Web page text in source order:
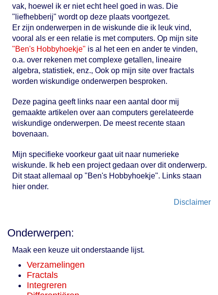
vak, hoewel ik er niet echt heel goed in was. Die
"liefhebberij" wordt op deze plaats voortgezet.
Er zijn onderwerpen in de wiskunde die ik leuk vind,
vooral als er een relatie is met computers. Op mijn site
"Ben's Hobbyhoekje" is al het een en ander te vinden,
o.a. over rekenen met complexe getallen, lineaire
algebra, statistiek, enz., Ook op mijn site over fractals
worden wiskundige onderwerpen besproken.
Deze pagina geeft links naar een aantal door mij
gemaakte artikelen over aan computers gerelateerde
wiskundige onderwerpen. De meest recente staan
bovenaan.
Mijn specifieke voorkeur gaat uit naar numerieke
wiskunde. Ik heb een project gedaan over dit onderwerp.
Dit staat allemaal op "Ben's Hobbyhoekje". Links staan
hier onder.
Disclaimer
Onderwerpen:
Maak een keuze uit onderstaande lijst.
Verzamelingen
Fractals
Integreren